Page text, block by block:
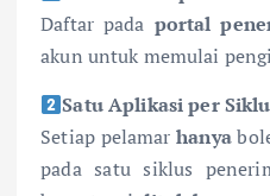
Daftar pada portal
akun untuk memulai
Satu Aplikasi per
Setiap pelamarhanya
pada satu siklus